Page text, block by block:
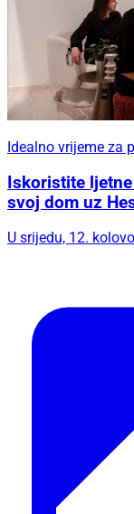
Idealno vrijeme za
Iskoristite
svoj dom uz
U srijedu, 12.